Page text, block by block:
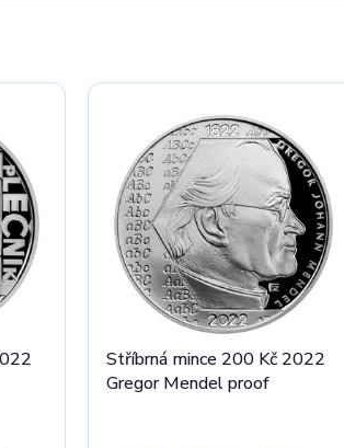
Stříbrná mince 200 Kč 2022
Gregor Mendel proof